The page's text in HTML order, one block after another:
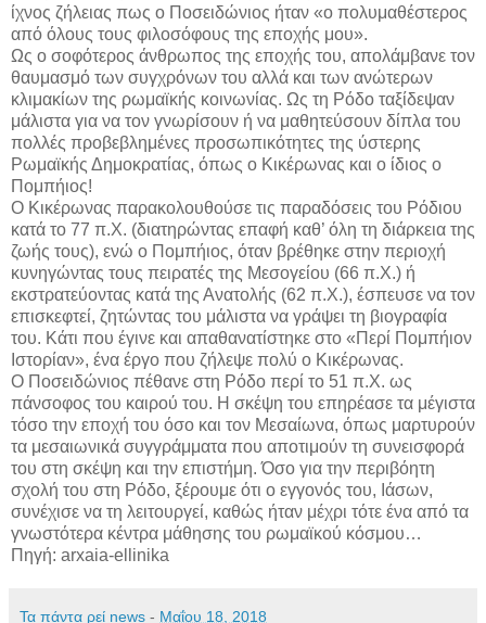
ίχνος ζήλειας πως ο Ποσειδώνιος ήταν «ο πολυμαθέστερος
από όλους τους φιλοσόφους της εποχής μου».
Ως ο σοφότερος άνθρωπος της εποχής του, απολάμβανε τον
θαυμασμό των συγχρόνων του αλλά και των ανώτερων
κλιμακίων της ρωμαϊκής κοινωνίας. Ως τη Ρόδο ταξίδεψαν
μάλιστα για να τον γνωρίσουν ή να μαθητεύσουν δίπλα του
πολλές προβεβλημένες προσωπικότητες της ύστερης
Ρωμαϊκής Δημοκρατίας, όπως ο Κικέρωνας και ο ίδιος ο
Πομπήιος!
Ο Κικέρωνας παρακολουθούσε τις παραδόσεις του Ρόδιου
κατά το 77 π.Χ. (διατηρώντας επαφή καθ’ όλη τη διάρκεια της
ζωής τους), ενώ ο Πομπήιος, όταν βρέθηκε στην περιοχή
κυνηγώντας τους πειρατές της Μεσογείου (66 π.Χ.) ή
εκστρατεύοντας κατά της Ανατολής (62 π.Χ.), έσπευσε να τον
επισκεφτεί, ζητώντας του μάλιστα να γράψει τη βιογραφία
του. Κάτι που έγινε και απαθανατίστηκε στο «Περί Πομπήιον
Ιστορίαν», ένα έργο που ζήλεψε πολύ ο Κικέρωνας.
Ο Ποσειδώνιος πέθανε στη Ρόδο περί το 51 π.Χ. ως
πάνσοφος του καιρού του. Η σκέψη του επηρέασε τα μέγιστα
τόσο την εποχή του όσο και τον Μεσαίωνα, όπως μαρτυρούν
τα μεσαιωνικά συγγράμματα που αποτιμούν τη συνεισφορά
του στη σκέψη και την επιστήμη. Όσο για την περιβόητη
σχολή του στη Ρόδο, ξέρουμε ότι ο εγγονός του, Ιάσων,
συνέχισε να τη λειτουργεί, καθώς ήταν μέχρι τότε ένα από τα
γνωστότερα κέντρα μάθησης του ρωμαϊκού κόσμου…
Πηγή: arxaia-ellinika
Τα πάντα ρεί news - Μαΐου 18, 2018